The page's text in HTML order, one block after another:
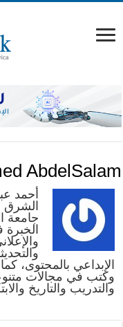
AbdelSalam
أحمد
الشرق
جامعة
الإبداعي بالمحتوى،
وكتب في مجالات
والتدريب والتاريخ